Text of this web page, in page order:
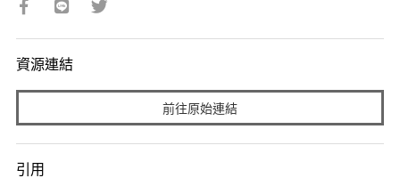
資源連結
前往原始連結
引用